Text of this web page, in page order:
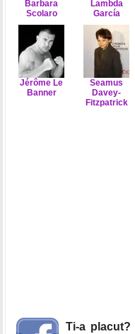
Barbara
Scolaro
Lambda
García
Jérôme Le
Banner
Seamus
Davey-
Fitzpatrick
Ti-a placut?